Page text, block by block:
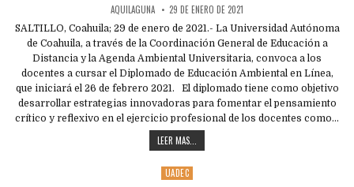
AQUILAGUNA 29 DE ENERO DE 2021
SALTILLO, Coahuila; 29 de enero de 2021.- La Universidad Autónoma
de Coahuila, a través de la Coordinación General de Educación a
Distancia y la Agenda Ambiental Universitaria, convoca a los
docentes a cursar el Diplomado de Educación Ambiental en Línea,
que iniciará el 26 de febrero 2021. El diplomado tiene como objetivo
desarrollar estrategias innovadoras para fomentar el pensamiento
crítico y reflexivo en el ejercicio profesional de los docentes como…
LEER MAS...
Posted
UADEC